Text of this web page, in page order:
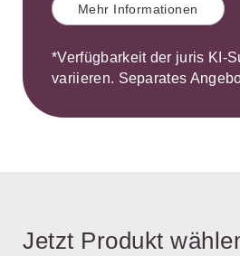
Mehr Informationen
*Verfügbarkeit der juris KI-
variieren. Separates
Jetzt Produkt